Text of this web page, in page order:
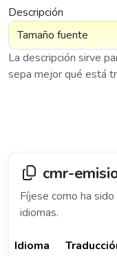
Descripción
La descripción sirve
sepa mejor qué está
cmr-
Fíjese como ha
idiomas.
Idioma